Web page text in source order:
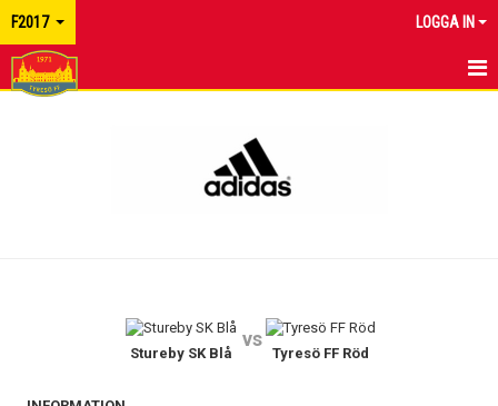
F2017 LOGGA IN
DOKUMENT
Stureby SK Blå
vs
Tyresö FF Röd